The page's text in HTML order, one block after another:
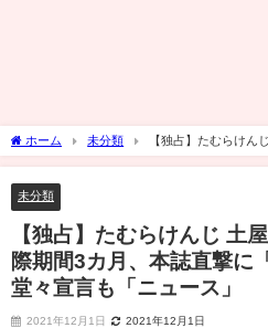
ホーム 未分類
【独占】たむらけん
月、本誌直撃に「結婚願望ある」と堂々宣言
未分類
【独占】たむらけんじ 土
際期間3カ月、本誌直撃に
堂々宣言も「ニュース」
2021年12月1日 2021年12月1日